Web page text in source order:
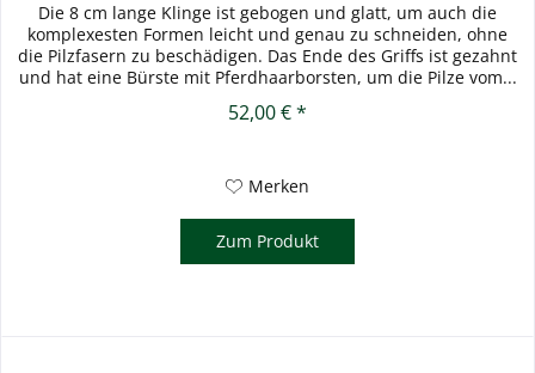
Die 8 cm lange Klinge ist gebogen und glatt, um auch die
komplexesten Formen leicht und genau zu schneiden, ohne
die Pilzfasern zu beschädigen. Das Ende des Griffs ist gezahnt
und hat eine Bürste mit Pferdhaarborsten, um die Pilze vom...
52,00 € *
Merken
Zum Produkt